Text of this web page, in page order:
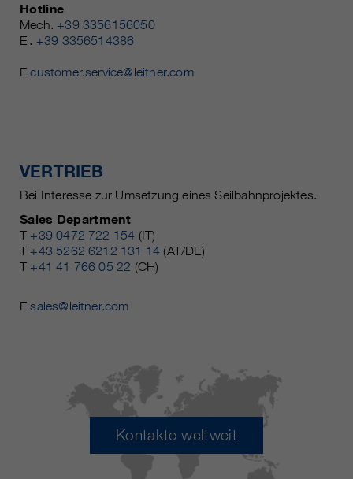
Hotline
Mech. +39 3356156050
El. +39 3356514386
Ecustomer.service@leitner.com
VERTRIEB
Bei Interesse zur Umsetzung eines Seilbahnprojektes.
Sales Department
T +39 0472 722 154 (IT)
T +43 5262 6212 131 14 (AT/DE)
T +41 41 766 05 22 (CH)
Esales@leitner.com
Kontakte weltweit